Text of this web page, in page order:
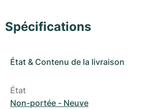
Spécifications
État & Contenu de la livraison
État
Non-portée - Neuve